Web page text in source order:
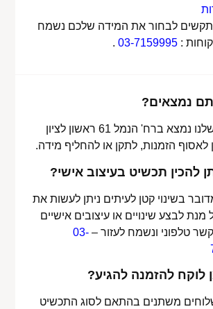
לבחור את המידה שלכם נשמח
:
03-7159995
.
נמצאים?
הסטודיו שלנו נמצא ברח' הנמל 61 ראשון לציון
לאסוף הזמנות, לתקן או להחליף מידה.
להכין תכשיט בעיצוב אישי?
בשינוי קטן לעיתים ניתן לעשות את
מנת לבצע שינויים או עיצובים אישיים
קשר טלפוני ונשמח לעזור –03-
לוקח להזמנה להגיע?
משתנים בהתאם לסוג התכשיט